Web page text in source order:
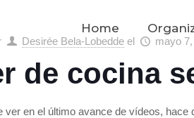
Home
Desirée Bela-Lobedde el mayo
de cocina
ver en el último avance de vídeos, hace